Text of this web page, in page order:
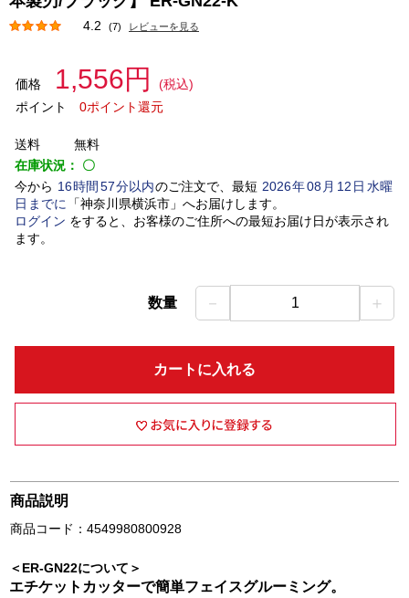
4.2 (7) レビューを見る
価格 1,556円
(税込)
ポイント
0ポイント還元
送料
無料
在庫状況： 〇
今から 16時間 57分以内のご注文で、最短 2026年08 月 12 日水曜
日 までに 「神奈川県横浜市」 へお届けします。
ログイン をすると、お客様のご住所への最短お届け日が表示され
ます。
数量 － 1 ＋
カートに入れる
商品説明
商品コード：4549980800928
＜ER-GN22について＞
エチケットカッターで簡単フェイスグルーミング。